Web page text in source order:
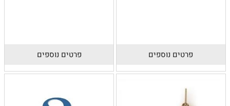
פרטים נוספים פרטים נוספים